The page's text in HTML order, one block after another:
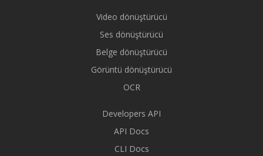
Video dönüştürücü
Ses dönüştürücü
Belge dönüştürücü
Görüntü dönüştürücü
OCR
Developers API
API Docs
CLI Docs